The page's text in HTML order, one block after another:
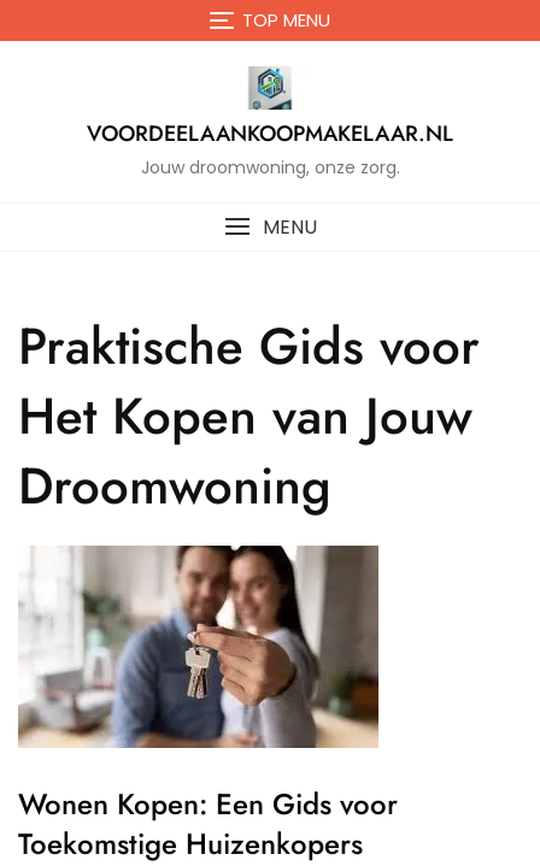
de
TOP MENU
VOORDEELAANKOOPMAKELAAR.NL
Jouw droomwoning, onze zorg.
MENU
Praktische Gids voor
Het Kopen van Jouw
Droomwoning
Wonen Kopen: Een Gids voor
Toekomstige Huizenkopers